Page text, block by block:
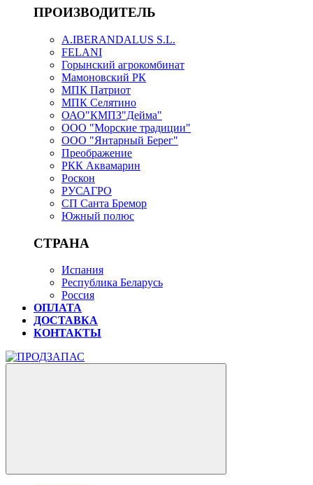
ПРОИЗВОДИТЕЛЬ
A.IBERANDALUS S.L.
FELANI
Горынский агрокомбинат
Мамоновский РК
МПК Патриот
МПК Селятино
ОАО"КМПЗ"Дейма"
ООО "Морские традиции"
ООО "Янтарный Берег"
Преображение
РКК Аквамарин
Роскон
РУСАГРО
СП Санта Бремор
Южный полюс
СТРАНА
Испания
Республика Беларусь
Россия
ОПЛАТА
ДОСТАВКА
КОНТАКТЫ